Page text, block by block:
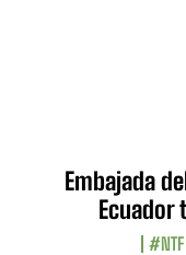
Embajada
Ecuador
#NTF